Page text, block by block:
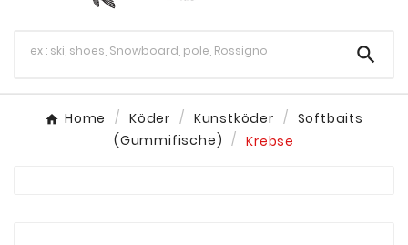

Home Köder Kunstköder
Softbaits
(Gummifische)
Krebse